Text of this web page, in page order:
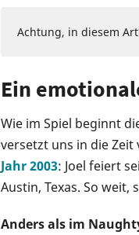
Achtung, in diesem
Ein
Wie im Spiel beginnt
versetzt uns in die
Jahr 2003: Joel feiert
Austin, Texas. So weit,
Anders als im